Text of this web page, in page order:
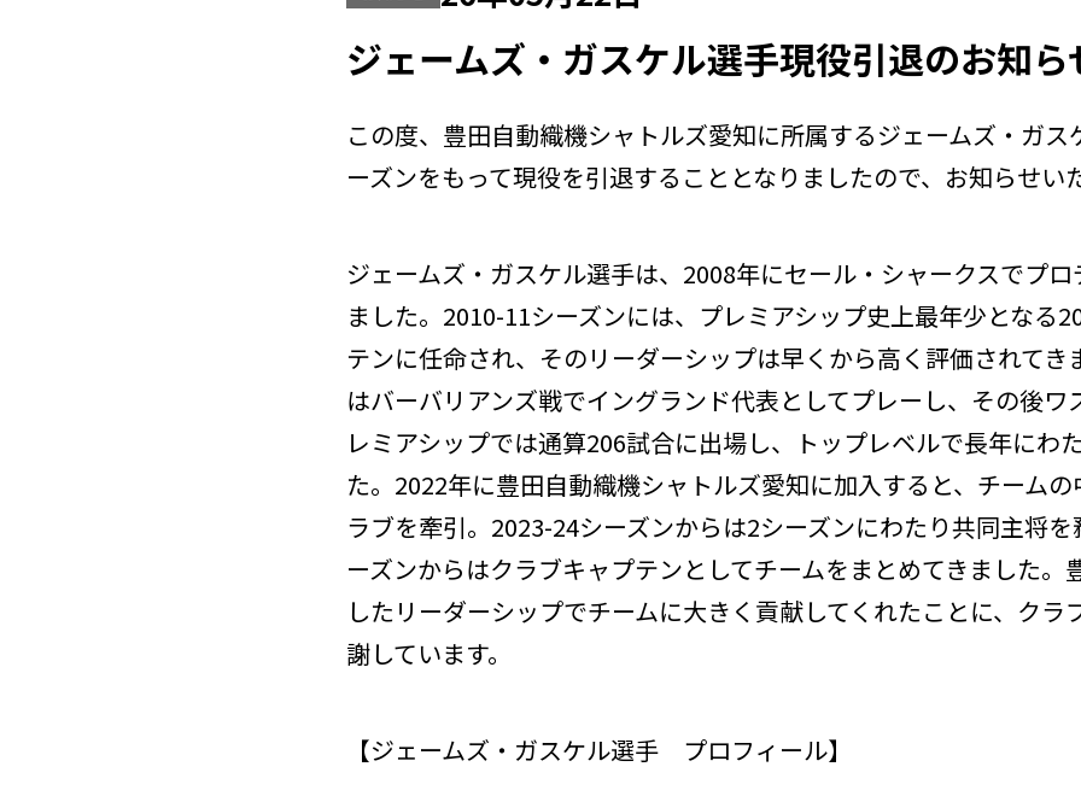
ジェームズ・ガスケル選手現役引退のお知ら
この度、豊田自動織機シャトルズ愛知に所属するジェームズ・ガス
ーズンをもって現役を引退することとなりましたので、お知らせい
ジェームズ・ガスケル選手は、2008年にセール・シャークスでプ
ました。2010-11シーズンには、プレミアシップ史上最年少となる
テンに任命され、そのリーダーシップは早くから高く評価されてき
はバーバリアンズ戦でイングランド代表としてプレーし、その後ワ
レミアシップでは通算206試合に出場し、トップレベルで長年にわ
た。2022年に豊田自動織機シャトルズ愛知に加入すると、チーム
ラブを牽引。2023-24シーズンからは2シーズンにわたり共同主将
ーズンからはクラブキャプテンとしてチームをまとめてきました。
したリーダーシップでチームに大きく貢献してくれたことに、クラ
謝しています。
【ジェームズ・ガスケル選手 プロフィール】